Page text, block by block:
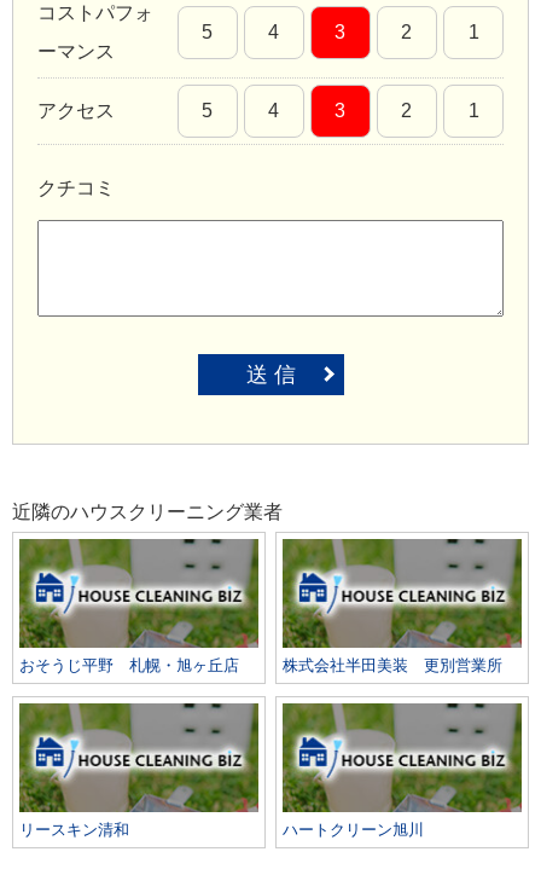
コストパフォ
ーマンス
5 4 3 2 1
アクセス 5 4 3 2 1
クチコミ
送 信
近隣のハウスクリーニング業者
おそうじ平野 札幌・旭ヶ丘店 株式会社半田美装 更別営業所
リースキン清和 ハートクリーン旭川